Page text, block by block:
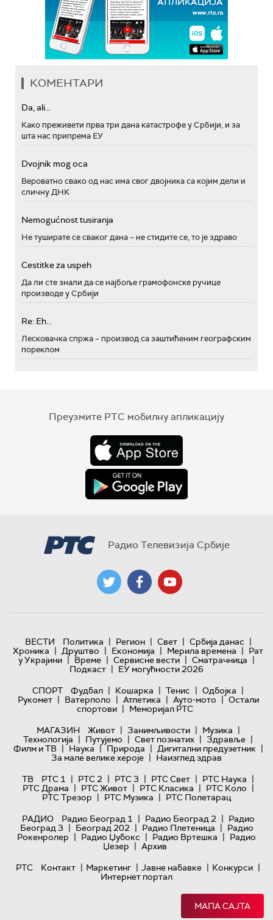
КОМЕНТАРИ
Da, ali...
Како преживети прва три дана катастрофе у Србији, и за
шта нас припрема ЕУ
Dvojnik mog oca
Вероватно свако од нас има свог двојника са којим дели и
сличну ДНК
Nemogućnost tusiranja
Не туширате се сваког дана – не стидите се, то је здраво
Cestitke za uspeh
Да ли сте знали да се најбоље грамофонске ручице
производе у Србији
Re: Eh...
Лесковачка спржа – производ са заштићеним географским
пореклом
Преузмите РТС мобилну апликацију
Радио Телевизија Србије
ВЕСТИ Политика | Регион | Свет | Србија данас |
Хроника | Друштво | Економија | Мерила времена | Рат
у Украјини | Време | Сервисне вести | Сматрачница |
Подкаст | ЕУ могућности 2026
СПОРТ
Фудбал | Кошарка | Тенис | Одбојка |
Рукомет | Ватерполо | Атлетика | Ауто-мото | Остали
спортови | Меморијал РТС
МАГАЗИН
Живот | Занимљивости | Музика |
Технологијa | Путујемо | Свет познатих | Здравље |
Филм и ТВ | Наука | Природа | Дигитални предузетник |
За мале велике хероје | Наизглед здрав
ТВ
РТС 1 | РТС 2 | РТС 3 | РТС Свет | РТС Наука |
РТС Драма | РТС Живот | РТС Класика | РТС Коло |
РТС Трезор | РТС Музика | РТС Полетарац
РАДИО
Радио Београд 1 | Радио Београд 2 | Радио
Београд 3 | Београд 202 | Радио Плетеница | Радио
Рокенролер | Радио Џубокс | Радио Вртешка | Радио
Џезер | Архив
РТС
Контакт | Маркетинг | Јавне набавке | Конкурси |
Интернет портал
МАПА САЈТА